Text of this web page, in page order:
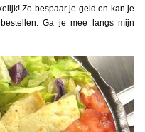
Zo bespaar je geld en kan je
Ga je mee langs mijn